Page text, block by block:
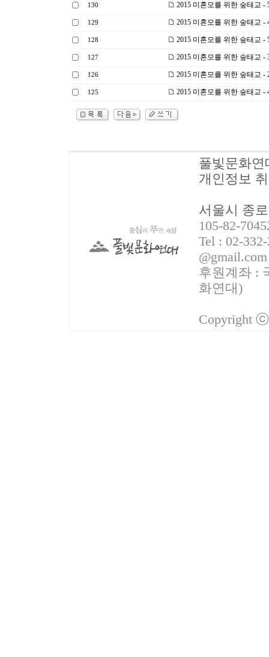
130 2015 미혼모를 위한 숲태교 -
129 2015 미혼모를 위한 숲태교 -
128 2015 미혼모를 위한 숲태교 -
127 2015 미혼모를 위한 숲태교 -
126 2015 미혼모를 위한 숲태교 -
125 2015 미혼모를 위한 숲태교
풀빛문화연
개인정보
서울시 종
105-82-
Tel : 02-
@gmail.com
후원계좌 :
화연대)
Copyright